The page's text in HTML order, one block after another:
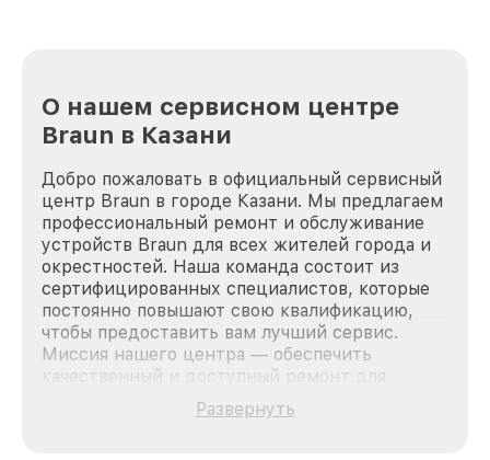
О нашем сервисном центре
Braun в Казани
Добро пожаловать в официальный сервисный
центр Braun в городе Казани. Мы предлагаем
профессиональный ремонт и обслуживание
устройств Braun для всех жителей города и
окрестностей. Наша команда состоит из
сертифицированных специалистов, которые
постоянно повышают свою квалификацию,
чтобы предоставить вам лучший сервис.
Миссия нашего центра — обеспечить
качественный и доступный ремонт для
каждого пользователя продукции Braun, вне
зависимости от сложности поломки. Мы
Развернуть